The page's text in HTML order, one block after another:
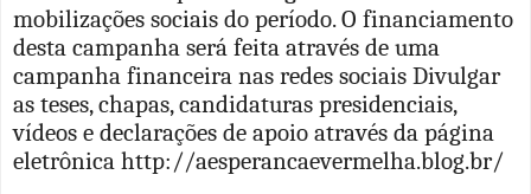
mobilizações sociais do período. O financiamento
desta campanha será feita através de uma
campanha financeira nas redes sociais Divulgar
as teses, chapas, candidaturas presidenciais,
vídeos e declarações de apoio através da página
eletrônica http://aesperancaevermelha.blog.br/